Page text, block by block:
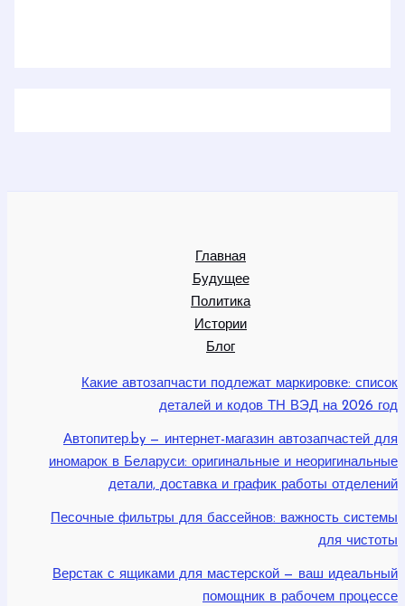
Главная
Будущее
Политика
Истории
Блог
Какие автозапчасти подлежат маркировке: список
деталей и кодов ТН ВЭД на 2026 год
Автопитер.by — интернет-магазин автозапчастей для
иномарок в Беларуси: оригинальные и неоригинальные
детали, доставка и график работы отделений
Песочные фильтры для бассейнов: важность системы
для чистоты
Верстак с ящиками для мастерской — ваш идеальный
помощник в рабочем процессе